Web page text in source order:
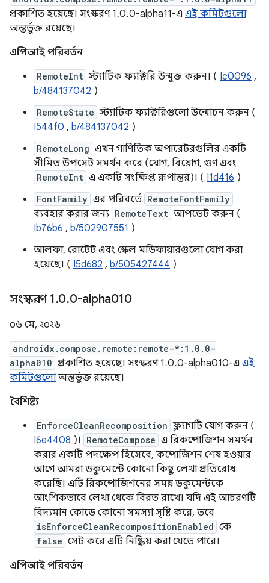
প্রকাশিত হয়েছে। সংস্করণ 1.0.0-alpha11-এ এই কমিটগুলো
অন্তর্ভুক্ত রয়েছে।
এপিআই পরিবর্তন
RemoteInt স্ট্যাটিক ফ্যাক্টরি উন্মুক্ত করুন। ( Ic0096 ,
b/484137042 )
RemoteState স্ট্যাটিক ফ্যাক্টরিগুলো উন্মোচন করুন (
I544f0 , b/484137042 )
RemoteLong এখন গাণিতিক অপারেটরগুলির একটি
সীমিত উপসেট সমর্থন করে (যোগ, বিয়োগ, গুণ এবং
RemoteInt এ একটি সংক্ষিপ্ত রূপান্তর)। ( I1d416 )
FontFamily এর পরিবর্তে RemoteFontFamily
ব্যবহার করার জন্য RemoteText আপডেট করুন (
Ib76b6 , b/502907551 )
আলফা, রোটেট এবং স্কেল মডিফায়ারগুলো যোগ করা
হয়েছে। ( I5d682 , b/505427444 )
সংস্করণ 1.0.0-alpha010
০৬ মে, ২০২৬
androidx.compose.remote:remote-*:1.0.0-
alpha010 প্রকাশিত হয়েছে। সংস্করণ 1.0.0-alpha010-এ এই
কমিটগুলোঅন্তর্ভুক্ত রয়েছে।
বৈশিষ্ট্য
EnforceCleanRecomposition ফ্ল্যাগটি যোগ করুন (
I6e4408 )। RemoteCompose এ রিকম্পোজিশন সমর্থন
করার একটি পদক্ষেপ হিসেবে, কম্পোজিশন শেষ হওয়ার
আগে আমরা ডকুমেন্টে কোনো কিছু লেখা প্রতিরোধ
করেছি। এটি রিকম্পোজিশনের সময় ডকুমেন্টকে
আংশিকভাবে লেখা থেকে বিরত রাখে। যদি এই আচরণটি
বিদ্যমান কোডে কোনো সমস্যা সৃষ্টি করে, তবে
isEnforceCleanRecompositionEnabled কে
false সেট করে এটি নিষ্ক্রিয় করা যেতে পারে।
এপিআই পরিবর্তন